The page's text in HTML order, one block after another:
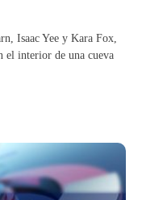
Isaac Yee y Kara Fox,
el interior de una cueva